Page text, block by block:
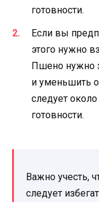
готовности.
Если вы
этого нужно
Пшено нужно
и уменьшить
следует
готовности.
Важно учесть,
следует